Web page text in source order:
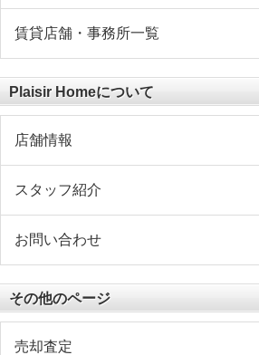
賃貸店舗・事務所一覧
Plaisir Homeについて
店舗情報
スタッフ紹介
お問い合わせ
その他のページ
売却査定